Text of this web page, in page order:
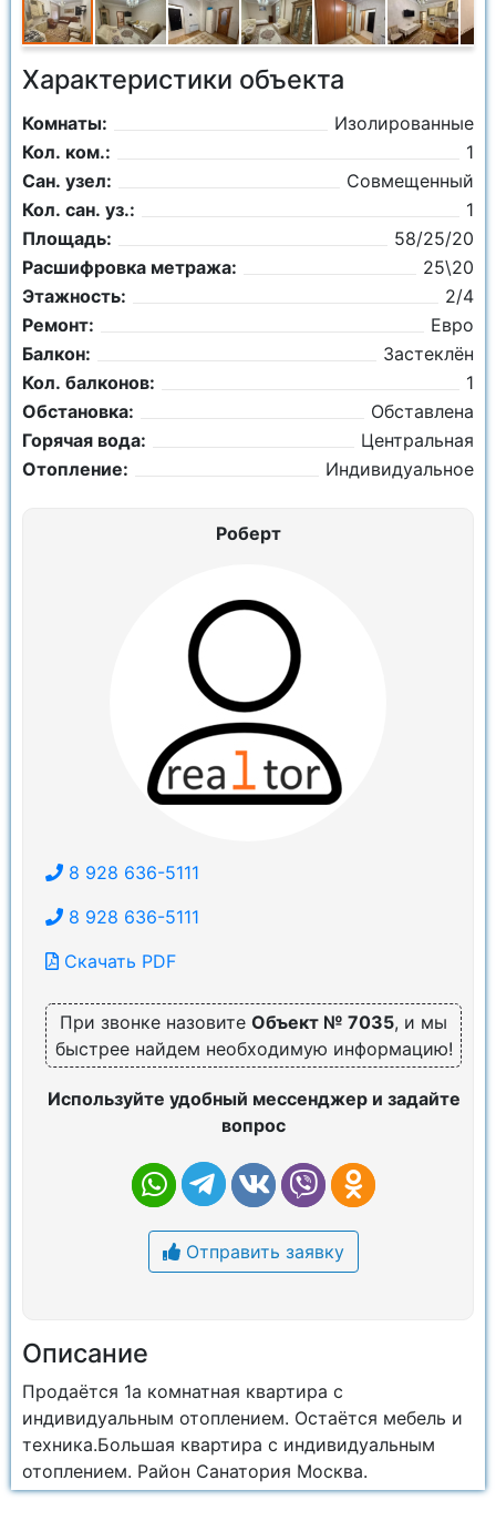
Характеристики объекта
Комнаты:
Изолированные
Кол. ком.:
1
Сан. узел:
Совмещенный
Кол. сан. уз.:
1
Площадь:
58/25/20
Расшифровка метража:
25\20
Этажность:
2/4
Ремонт:
Евро
Балкон:
Застеклён
Кол. балконов:
1
Обстановка:
Обставлена
Горячая вода:
Центральная
Отопление:
Индивидуальное
Роберт
8 928 636-5111
8 928 636-5111
Скачать PDF
При звонке назовите Объект № 7035, и мы
быстрее найдем необходимую информацию!
Используйте удобный мессенджер и задайте
вопрос
Отправить заявку
Описание
Продаётся 1а комнатная квартира с
индивидуальным отоплением. Остаётся мебель и
техника.Большая квартира с индивидуальным
отоплением. Район Санатория Москва.